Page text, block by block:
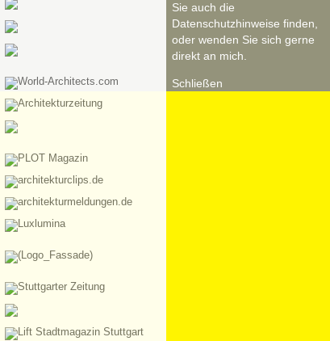
Sie auch die
Datenschutzhinweise finden,
oder wenden Sie sich gerne
direkt an mich.
Schließen